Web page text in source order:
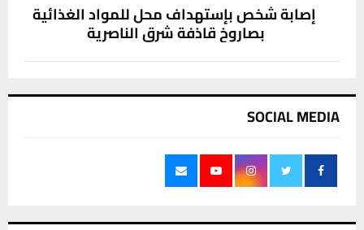
إصابة شخص بإستهداف محل للمواد الغذائية
بصاروخ قاذفة شرق الناصرية
SOCIAL MEDIA